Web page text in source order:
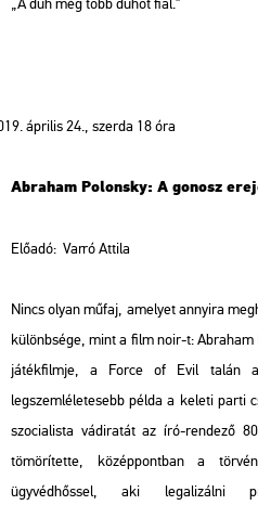
„A düh még több dühöt fial.”
április 24., szerda 18 óra
Abraham Polonsky: A gonosz
Előadó: Varró Attila
Nincs olyan műfaj, amelyet annyira
különbsége, mint a film noir-t:
játékfilmje, a Force of Eviltalán a
legszemléletesebb példa a keleti parti
szocialista vádiratát az író-rendező
tömörítette, középpontban a
ügyvédhőssel, aki legalizálni